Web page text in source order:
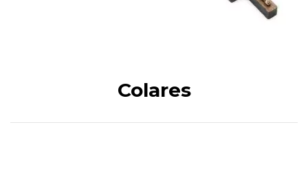
Colares